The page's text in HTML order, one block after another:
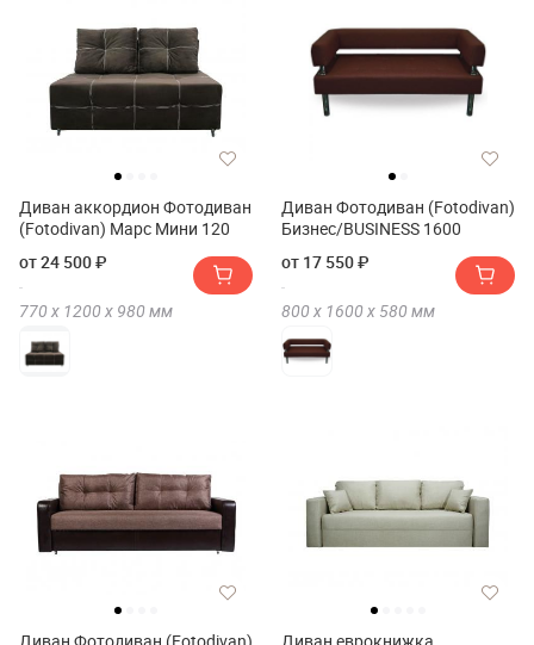
Диван аккордион Фотодиван
(Fotodivan) Марс Мини 120
от 24 500 ₽
770 х 1200 х 980 мм
Диван Фотодиван (Fotodivan)
Бизнес/BUSINESS 1600
от 17 550 ₽
800 х 1600 х 580 мм